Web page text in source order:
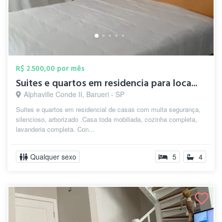
R$ 2.500,00 por mês
Suites e quartos em residencia para loca...
Alphaville Conde II, Barueri - SP
Suites e quartos em residencial de casas com muita segurança,
silencioso, arborizado .Casa toda mobiliada, cozinha completa,
lavanderia completa. Con...
Qualquer sexo 5 4